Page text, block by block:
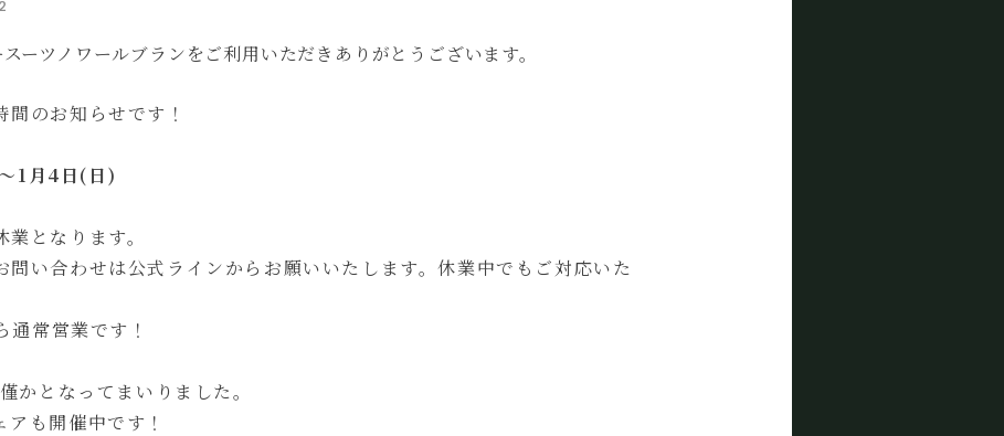
ーツノワールブランをご利用いただきありがとうございます。
のお知らせです！
1月4日(日)
業となります。
い合わせは公式ラインからお願いいたします。休業中でもご対応いた
常営業です！
かとなってまいりました。
も開催中です！